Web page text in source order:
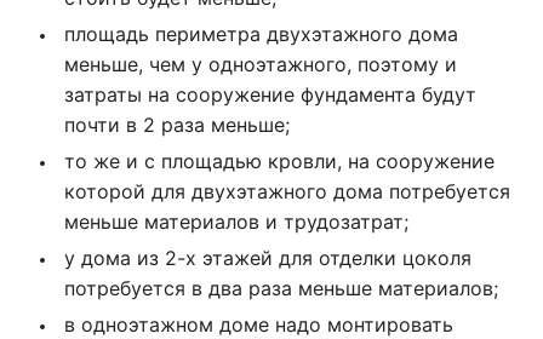
площадь периметра двухэтажного дома
меньше, чем у одноэтажного, поэтому и
затраты на сооружение фундамента будут
почти в 2 раза меньше;
то же и с площадью кровли, на сооружение
которой для двухэтажного дома потребуется
меньше материалов и трудозатрат;
у дома из 2-х этажей для отделки цоколя
потребуется в два раза меньше материалов;
в одноэтажном доме надо монтировать